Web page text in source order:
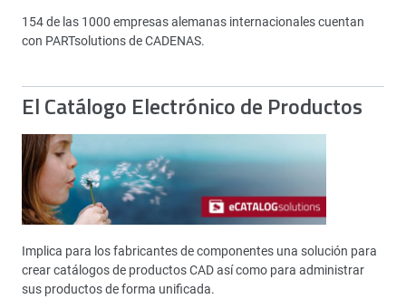
154 de las 1000 empresas alemanas internacionales cuentan
con PARTsolutions de CADENAS.
El Catálogo Electrónico de Productos
Implica para los fabricantes de componentes una solución para
crear catálogos de productos CAD así como para administrar
sus productos de forma unificada.